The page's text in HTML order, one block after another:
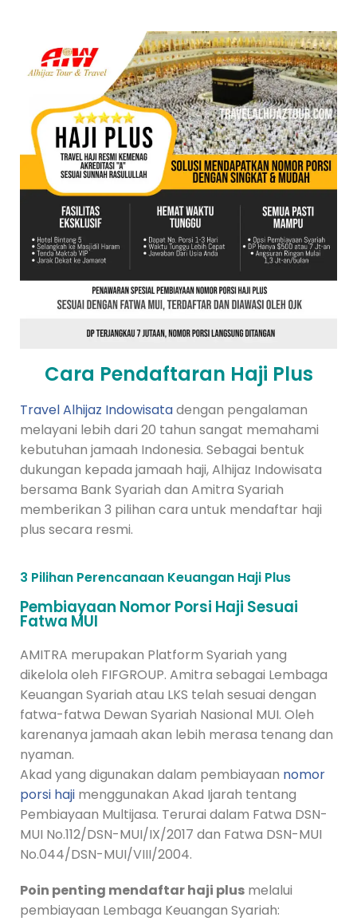
Cara Pendaftaran Haji Plus
Travel Alhijaz Indowisatadengan pengalaman
melayani lebih dari 20 tahun sangat memahami
kebutuhan jamaah Indonesia. Sebagai bentuk
dukungan kepada jamaah haji, Alhijaz Indowisata
bersama Bank Syariah dan Amitra Syariah
memberikan 3 pilihan cara untuk mendaftar haji
plus secara resmi.
3 Pilihan Perencanaan Keuangan Haji Plus
Pembiayaan Nomor Porsi Haji Sesuai
Fatwa MUI
AMITRA merupakan Platform Syariah yang
dikelola oleh FIFGROUP. Amitra sebagai Lembaga
Keuangan Syariah atau LKS telah sesuai dengan
fatwa-fatwa Dewan Syariah Nasional MUI. Oleh
karenanya jamaah akan lebih merasa tenang dan
nyaman.
Akad yang digunakan dalam pembiayaan nomor
porsi haji menggunakan Akad Ijarah tentang
Pembiayaan Multijasa. Terurai dalam Fatwa DSN-
MUI No.112/DSN-MUI/IX/2017 dan Fatwa DSN-MUI
No.044/DSN-MUI/VIII/2004.
Poin penting mendaftar haji plus melalui
pembiayaan Lembaga Keuangan Syariah: